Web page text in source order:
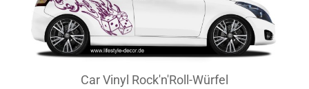
Car Vinyl Rock'n'Roll-Würfel